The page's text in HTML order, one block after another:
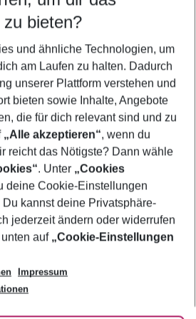
5-8 Nächte
Kinder
Filter anzeigen
bieten?
und ähnliche Technologien, um
am Laufen zu halten. Dadurch
unserer Plattform verstehen und
bieten sowie Inhalte, Angebote
die für dich relevant sind und zu
„Alle akzeptieren“, wenn du
reicht das Nötigste? Dann wähle
. Unter „Cookies
deine Cookie-Einstellungen
kannst deine Privatsphäre-
jederzeit ändern oder widerrufen
auf „Cookie-Einstellungen
Impressum